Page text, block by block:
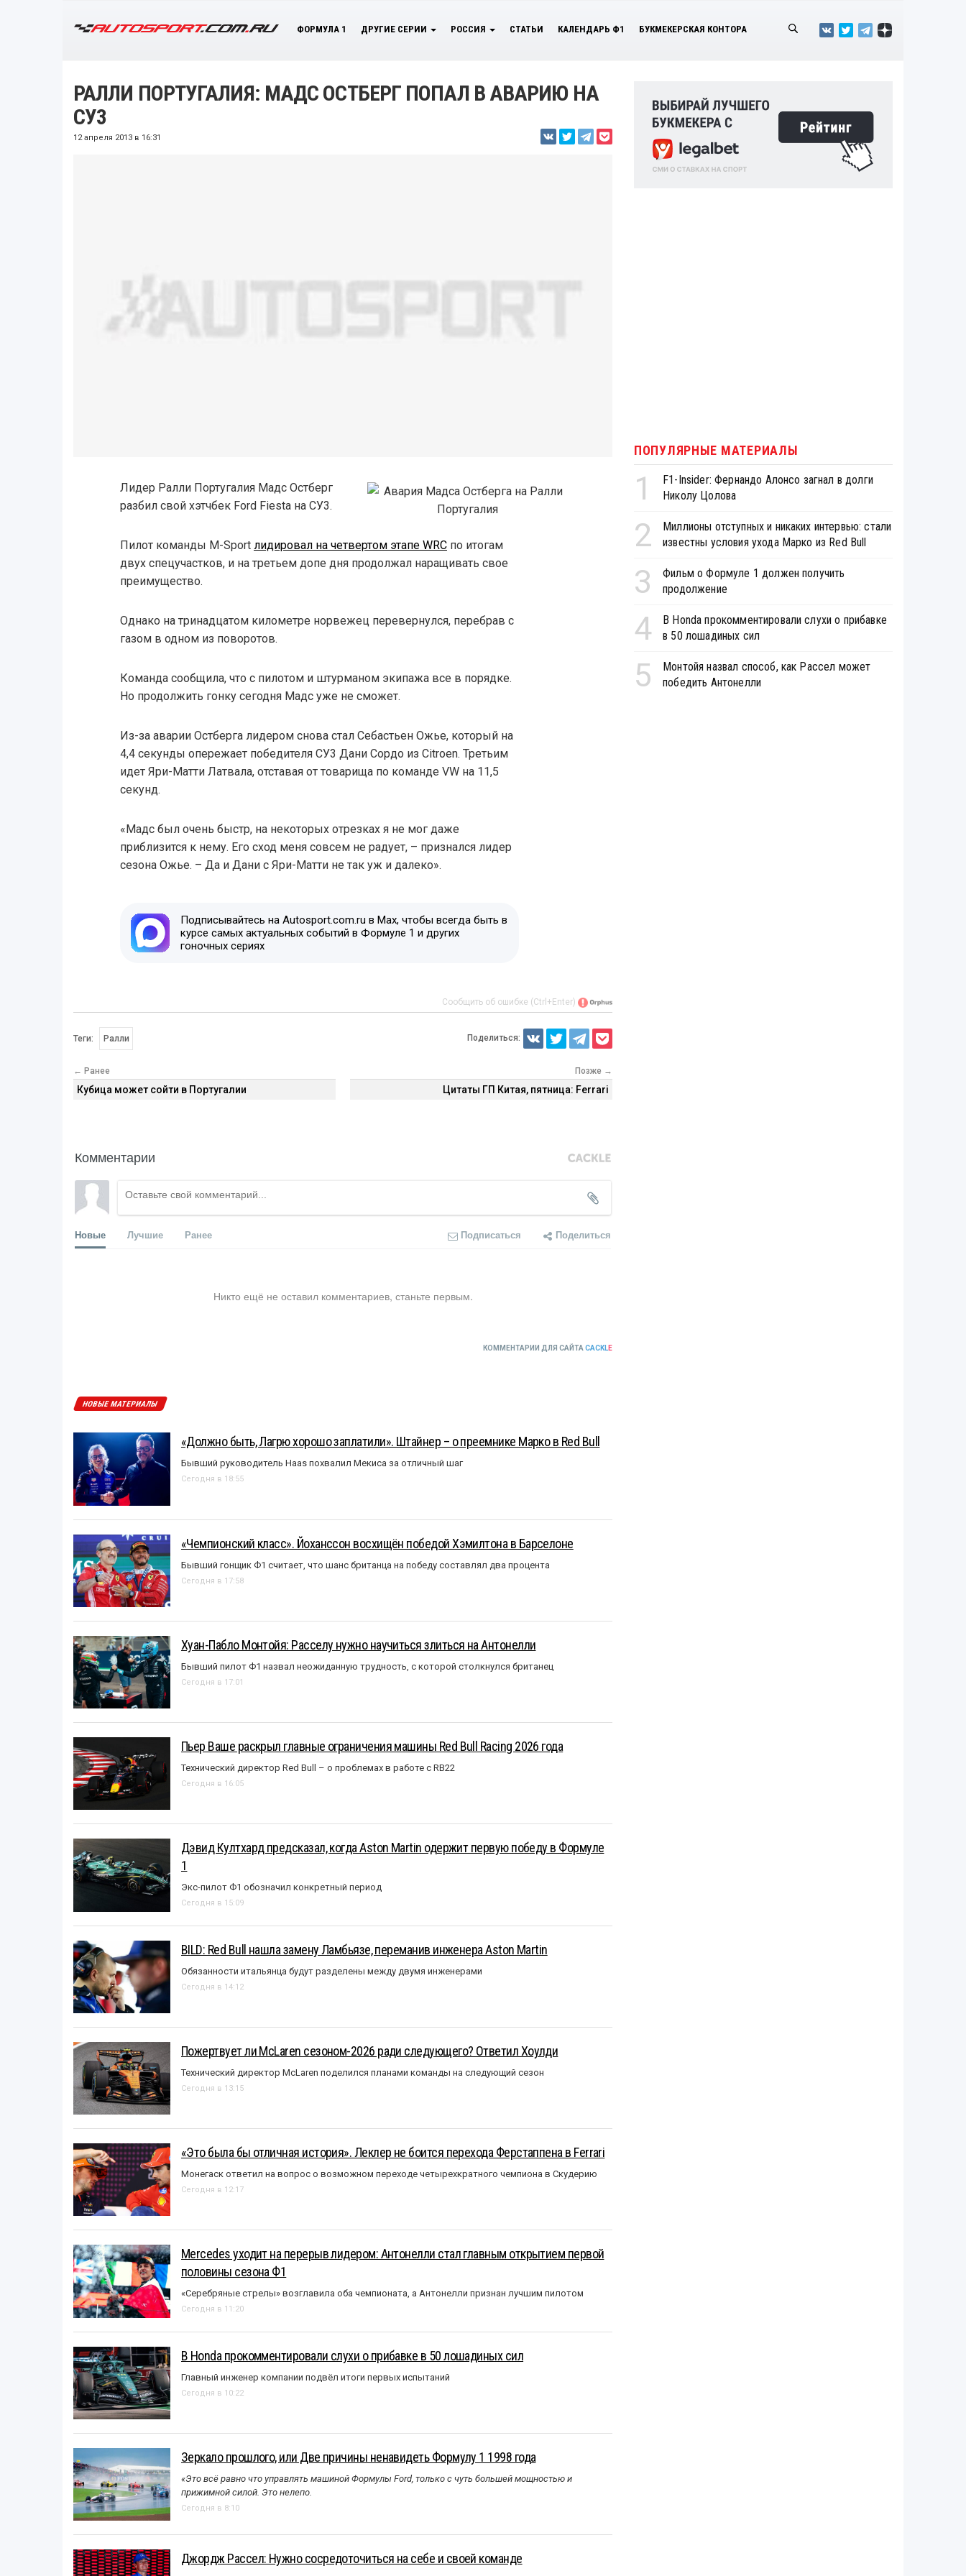
ФОРМУЛА 1 ДРУГИЕ СЕРИИ РОССИЯ СТАТЬИ КАЛЕНДАРЬ Ф1 БУКМЕКЕРСКАЯ КОНТОРА
РАЛЛИ ПОРТУГАЛИЯ: МАДС ОСТБЕРГ ПОПАЛ В АВАРИЮ НА
СУ3
12 апреля 2013 в 16:31
Лидер Ралли Португалия Мадс Остберг
разбил свой хэтчбек Ford Fiesta на СУ3.
Пилот команды M-Sport лидировал на четвертом этапе WRCпо итогам
двух спецучастков, и на третьем допе дня продолжал наращивать свое
преимущество.
Однако на тринадцатом километре норвежец перевернулся, перебрав с
газом в одном из поворотов.
Команда сообщила, что с пилотом и штурманом экипажа все в порядке.
Но продолжить гонку сегодня Мадс уже не сможет.
Из-за аварии Остберга лидером снова стал Себастьен Ожье, который на
4,4 секунды опережает победителя СУ3 Дани Сордо из Citroen. Третьим
идет Яри-Матти Латвала, отставая от товарища по команде VW на 11,5
секунд.
«Мадс был очень быстр, на некоторых отрезках я не мог даже
приблизится к нему. Его сход меня совсем не радует, – признался лидер
сезона Ожье. – Да и Дани с Яри-Матти не так уж и далеко».
Подписывайтесь на Autosport.com.ru в Max, чтобы всегда быть в
курсе самых актуальных событий в Формуле 1 и других
гоночных сериях
Сообщить об ошибке (Ctrl+Enter)
Теги: Ралли Поделиться:
← Ранее
Кубица может сойти в Португалии
Позже →
Цитаты ГП Китая, пятница: Ferrari
Комментарии
Новые Лучшие Ранее Подписаться Поделиться
Никто ещё не оставил комментариев, станьте первым.
КОММЕНТАРИИ ДЛЯ САЙТАCACKLE
НОВЫЕ МАТЕРИАЛЫ
«Должно быть, Лагрю хорошо заплатили». Штайнер – о преемнике Марко в Red Bull
Бывший руководитель Haas похвалил Мекиса за отличный шаг
Сегодня в 18:55
«Чемпионский класс». Йоханссон восхищён победой Хэмилтона в Барселоне
Бывший гонщик Ф1 считает, что шанс британца на победу составлял два процента
Сегодня в 17:58
Хуан-Пабло Монтойя: Расселу нужно научиться злиться на Антонелли
Бывший пилот Ф1 назвал неожиданную трудность, с которой столкнулся британец
Сегодня в 17:01
Пьер Ваше раскрыл главные ограничения машины Red Bull Racing 2026 года
Технический директор Red Bull – о проблемах в работе с RB22
Сегодня в 16:05
Дэвид Култхард предсказал, когда Aston Martin одержит первую победу в Формуле
1
Экс-пилот Ф1 обозначил конкретный период
Сегодня в 15:09
BILD: Red Bull нашла замену Ламбьязе, переманив инженера Aston Martin
Обязанности итальянца будут разделены между двумя инженерами
Сегодня в 14:12
Пожертвует ли McLaren сезоном-2026 ради следующего? Ответил Хоулди
Технический директор McLaren поделился планами команды на следующий сезон
Сегодня в 13:15
«Это была бы отличная история». Леклер не боится перехода Ферстаппена в Ferrari
Монегаск ответил на вопрос о возможном переходе четырехкратного чемпиона в Скудерию
Сегодня в 12:17
Mercedes уходит на перерыв лидером: Антонелли стал главным открытием первой
половины сезона Ф1
«Серебряные стрелы» возглавила оба чемпионата, а Антонелли признан лучшим пилотом
Сегодня в 11:20
В Honda прокомментировали слухи о прибавке в 50 лошадиных сил
Главный инженер компании подвёл итоги первых испытаний
Сегодня в 10:22
Зеркало прошлого, или Две причины ненавидеть Формулу 1 1998 года
«Это всё равно что управлять машиной Формулы Ford, только с чуть большей мощностью и
прижимной силой. Это нелепо.
Сегодня в 8:10
Джордж Рассел: Нужно сосредоточиться на себе и своей команде
ПОПУЛЯРНЫЕ МАТЕРИАЛЫ
1
F1-Insider: Фернандо Алонсо загнал в долги
Николу Цолова
2
Миллионы отступных и никаких интервью: стали
известны условия ухода Марко из Red Bull
3
Фильм о Формуле 1 должен получить
продолжение
4
В Honda прокомментировали слухи о прибавке
в 50 лошадиных сил
5
Монтойя назвал способ, как Рассел может
победить Антонелли